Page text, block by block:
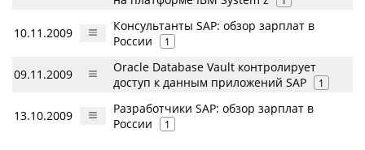
10.11.2009
Консультанты SAP: обзор зарплат в
России
1
09.11.2009
Oracle Database Vault контролирует
доступ к данным приложений SAP
1
13.10.2009
Разработчики SAP: обзор зарплат в
России
1